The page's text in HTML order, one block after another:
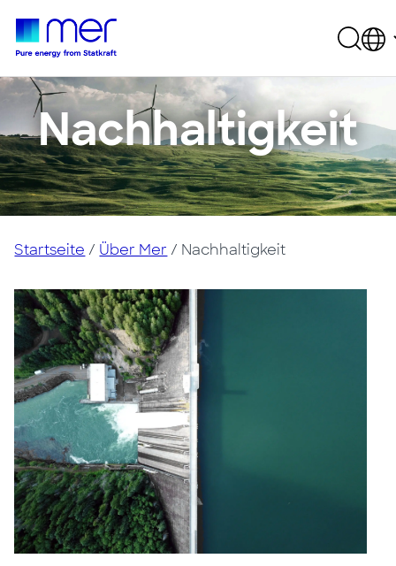
Nachhaltigkeit
Startseite / Über Mer​ / Nachhaltigkeit